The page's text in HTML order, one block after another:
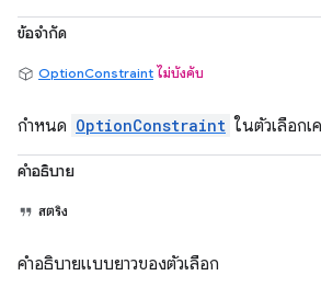
ข้อจำกัด
OptionConstraint ไม่บังคับ
กำหนด OptionConstraint ในตัวเลือก
คำอธิบาย
สตริง
คำอธิบายแบบยาวของตัวเลือก